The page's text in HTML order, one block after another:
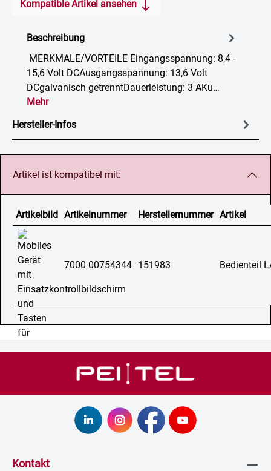
Kompatible Artikel ansehen
Beschreibung
MERKMALE/VORTEILE Eingangsspannung: 8,4 -
15,6 Volt DCAusgangsspannung: 13,6 Volt
DCgalvanisch getrenntDauerleistung: 3 AKu…
Mehr
Hersteller-Infos
Artikel ist kompatibel mit:
Artikelbild Artikelnummer Herstellernummer Artikel
7000 00754344 151983 Bedienteil
Kontakt